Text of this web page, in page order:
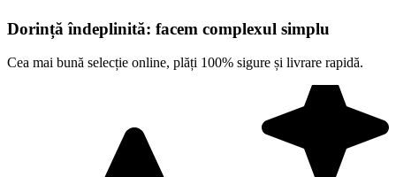
Dorință îndeplinită: facem complexul simplu
Cea mai bună selecție online, plăți 100% sigure și livrare rapidă.